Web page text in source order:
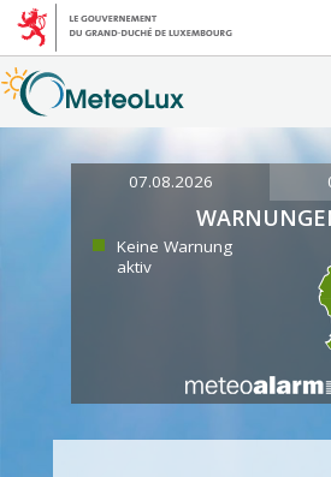
07.08.2026
Keine Warnung
aktiv